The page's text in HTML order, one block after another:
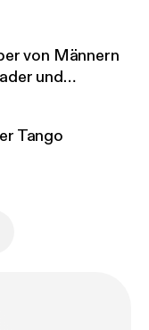
von Männern
und
Tango